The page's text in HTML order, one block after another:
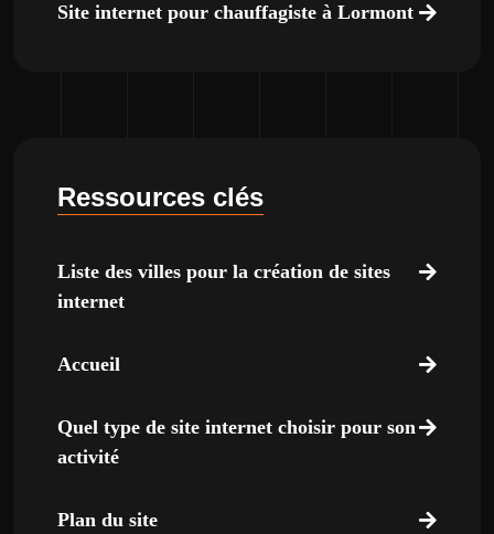
Site internet pour chauffagiste à Lormont
Ressources clés
Liste des villes pour la création de sites
internet
Accueil
Quel type de site internet choisir pour son
activité
Plan du site